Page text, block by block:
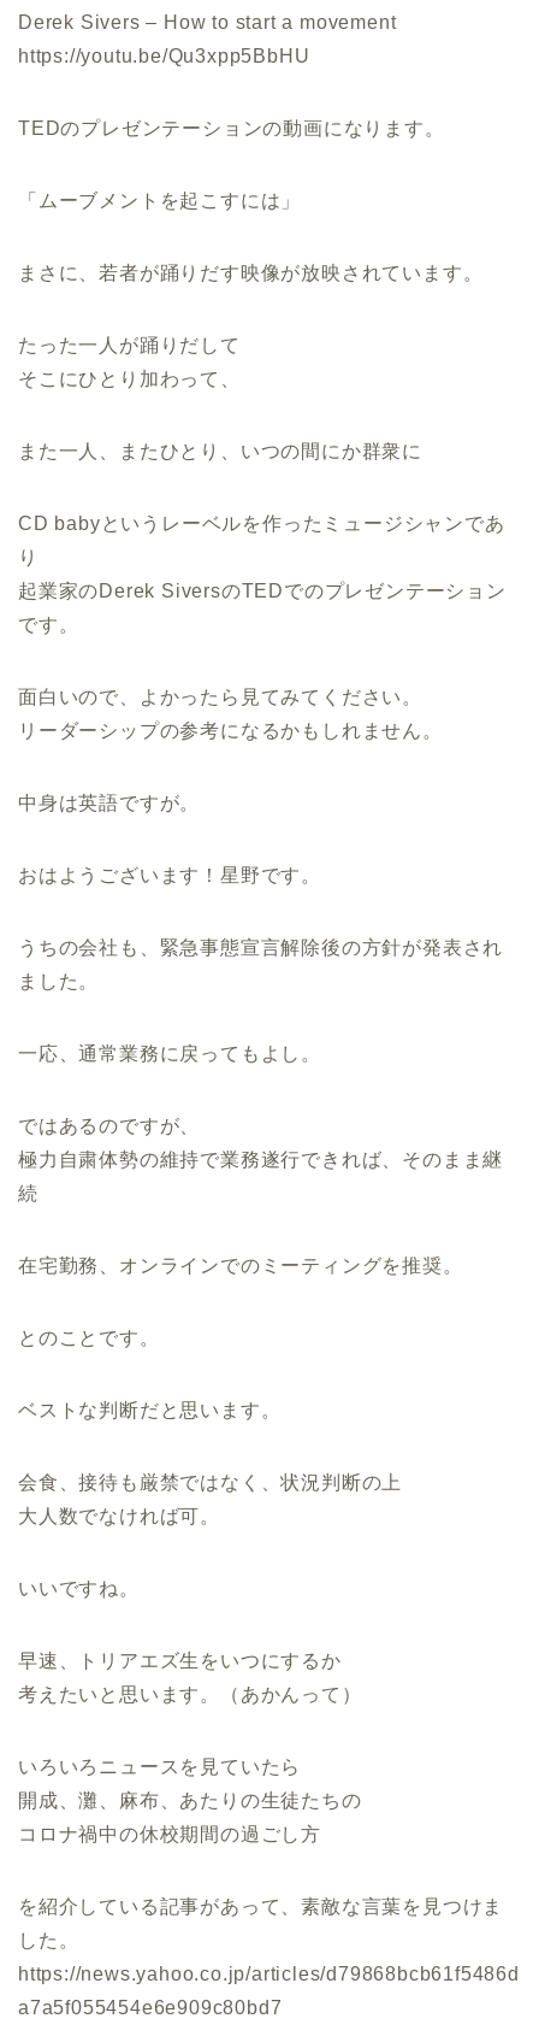
Derek Sivers – How to start a movement
https://youtu.be/Qu3xpp5BbHU
TEDのプレゼンテーションの動画になります。
「ムーブメントを起こすには」
まさに、若者が踊りだす映像が放映されています。
たった一人が踊りだして
そこにひとり加わって、
また一人、またひとり、いつの間にか群衆に
CD babyというレーベルを作ったミュージシャンであ
り
起業家のDerek SiversのTEDでのプレゼンテーション
です。
面白いので、よかったら見てみてください。
リーダーシップの参考になるかもしれません。
中身は英語ですが。
おはようございます！星野です。
うちの会社も、緊急事態宣言解除後の方針が発表され
ました。
一応、通常業務に戻ってもよし。
ではあるのですが、
極力自粛体勢の維持で業務遂行できれば、そのまま継
続
在宅勤務、オンラインでのミーティングを推奨。
とのことです。
ベストな判断だと思います。
会食、接待も厳禁ではなく、状況判断の上
大人数でなければ可。
いいですね。
早速、トリアエズ生をいつにするか
考えたいと思います。（あかんって）
いろいろニュースを見ていたら
開成、灘、麻布、あたりの生徒たちの
コロナ禍中の休校期間の過ごし方
を紹介している記事があって、素敵な言葉を見つけま
した。
https://news.yahoo.co.jp/articles/d79868bcb61f5486d
a7a5f055454e6e909c80bd7